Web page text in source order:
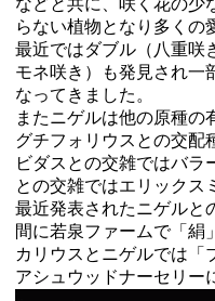
などと共に、咲く花の少
らない植物となり多くの
最近ではダブル（八重咲
モネ咲き）も発見され一
なってきました。
またニゲルは他の原種の
グチフォリウスとの交配
ビダスとの交雑ではバラ
との交雑ではエリックス
最近発表されたニゲルと
間に若泉ファームで「絹
カリウスとニゲルでは「
アシュウッドナーセリー